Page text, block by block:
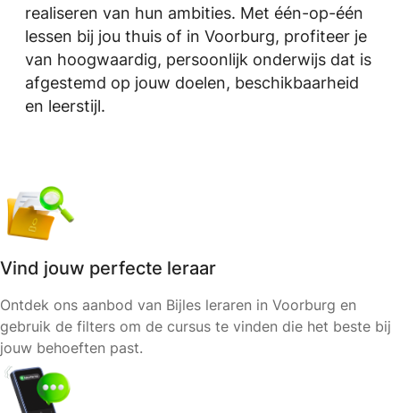
realiseren van hun ambities. Met één-op-één
lessen bij jou thuis of in Voorburg, profiteer je
van hoogwaardig, persoonlijk onderwijs dat is
afgestemd op jouw doelen, beschikbaarheid
en leerstijl.
Vind jouw perfecte leraar
Ontdek ons aanbod van Bijles leraren in Voorburg en
gebruik de filters om de cursus te vinden die het beste bij
jouw behoeften past.